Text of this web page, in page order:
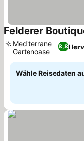
Felderer
8,8
Mediterrane
Gartenoase
Wähle Reisedaten